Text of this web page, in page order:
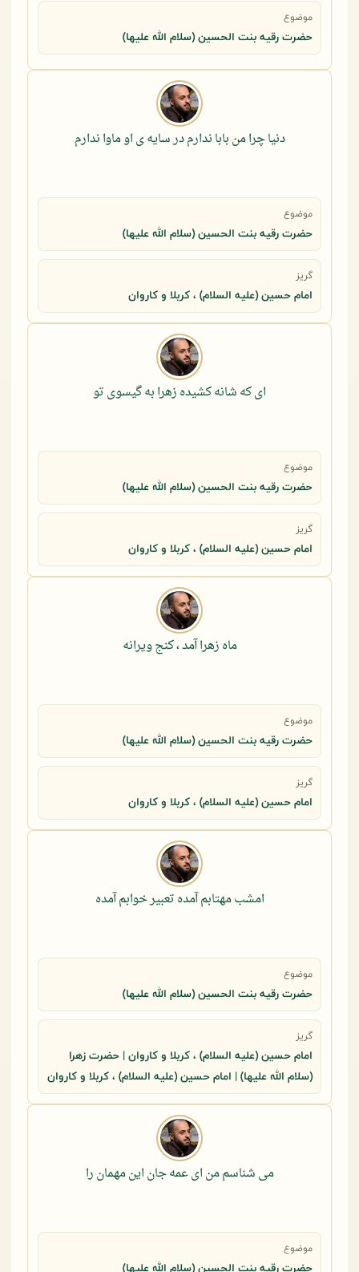
موضوع
حضرت رقيه بنت الحسين (سلام الله عليها)
دنیا چرا من بابا ندارم در سایه ی او ماوا ندارم
موضوع
حضرت رقيه بنت الحسين (سلام الله عليها)
گریز
امام حسین (علیه السلام) ، کربلا و کاروان
ای که شانه کشیده زهرا به گیسوی تو
موضوع
حضرت رقيه بنت الحسين (سلام الله عليها)
گریز
امام حسین (علیه السلام) ، کربلا و کاروان
ماه زهرا آمد ، کنج ویرانه
موضوع
حضرت رقيه بنت الحسين (سلام الله عليها)
گریز
امام حسین (علیه السلام) ، کربلا و کاروان
امشب مهتابم آمده تعبیر خوابم آمده
موضوع
حضرت رقيه بنت الحسين (سلام الله عليها)
گریز
امام حسین (علیه السلام) ، کربلا و کاروان | حضرت زهرا
(سلام الله علیها) | امام حسین (علیه السلام) ، کربلا و کاروان
می شناسم من ای عمه جان این مهمان را
موضوع
حضرت رقيه بنت الحسين (سلام الله عليها)